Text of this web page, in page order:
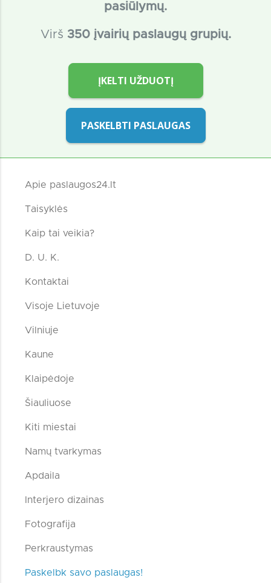
pasiūlymų.
Virš 350 įvairių paslaugų grupių.
ĮKELTI UŽDUOTĮ
PASKELBTI PASLAUGAS
Apie paslaugos24.lt
Taisyklės
Kaip tai veikia?
D. U. K.
Kontaktai
Visoje Lietuvoje
Vilniuje
Kaune
Klaipėdoje
Šiauliuose
Kiti miestai
Namų tvarkymas
Apdaila
Interjero dizainas
Fotografija
Perkraustymas
Paskelbk savo paslaugas!